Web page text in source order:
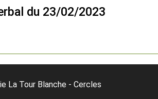
du 23/02/2023
La Tour Blanche - Cercles